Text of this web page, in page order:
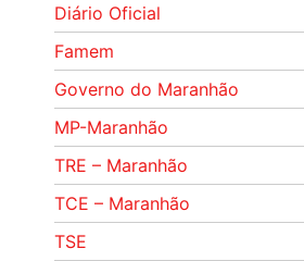
Diário Oficial
Famem
Governo do Maranhão
MP-Maranhão
TRE – Maranhão
TCE – Maranhão
TSE